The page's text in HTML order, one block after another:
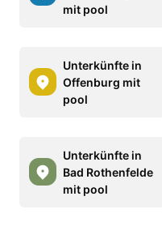
mit pool
Unterkünfte in
Offenburg mit
pool
Unterkünfte in
Bad Rothenfelde
mit pool